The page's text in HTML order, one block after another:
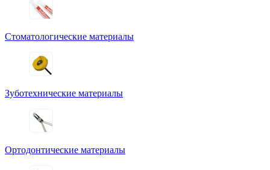
Стоматологические материалы
Зуботехнические материалы
Ортодонтические материалы